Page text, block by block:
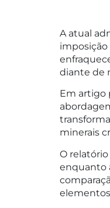
A atual
imposição
diante de
Em artigo
minerais
O relatório
enquanto